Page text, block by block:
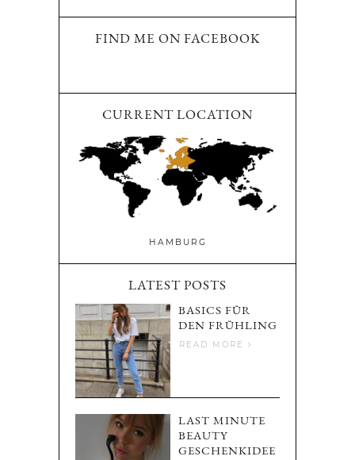
FIND ME ON FACEBOOK
CURRENT LOCATION
HAMBURG
LATEST POSTS
BASICS FÜR
DEN FRÜHLING
READ MORE
LAST MINUTE
BEAUTY
GESCHENKIDEE